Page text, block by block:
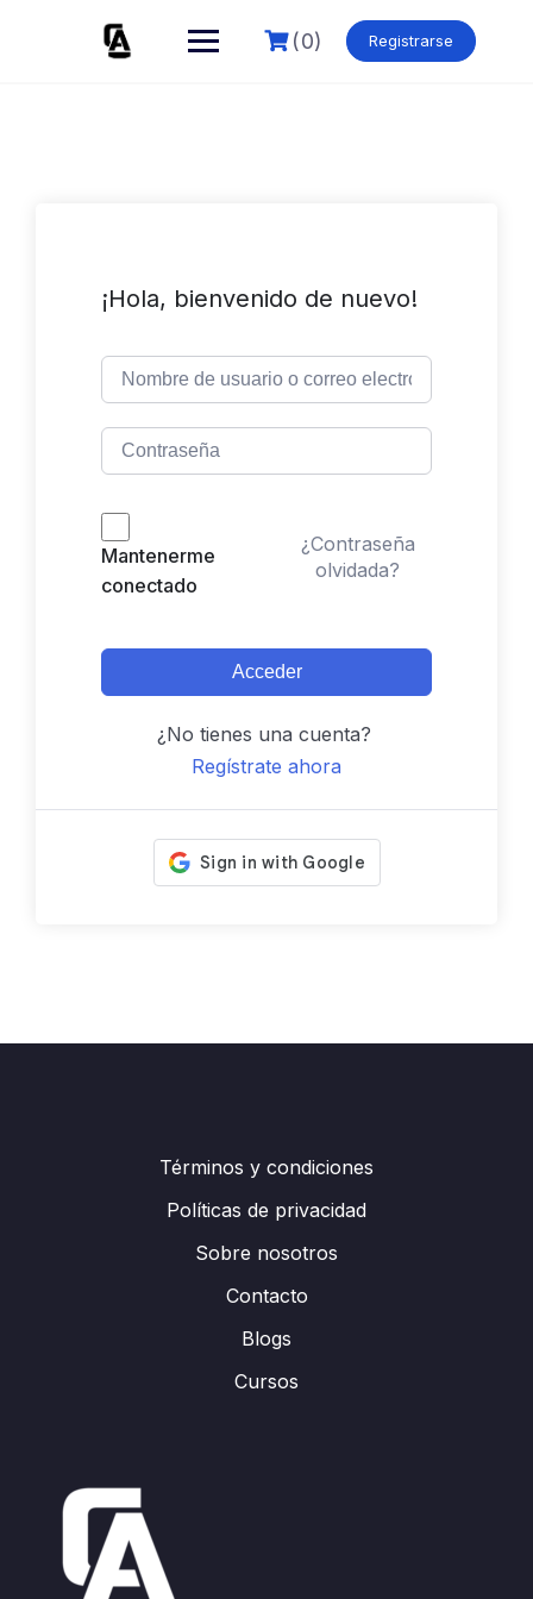
(0) Registrarse
¡Hola, bienvenido de nuevo!
Mantenerme
conectado
¿Contraseña
olvidada?
Acceder
¿No tienes una cuenta?
Regístrate ahora
Términos y condiciones
Políticas de privacidad
Sobre nosotros
Contacto
Blogs
Cursos